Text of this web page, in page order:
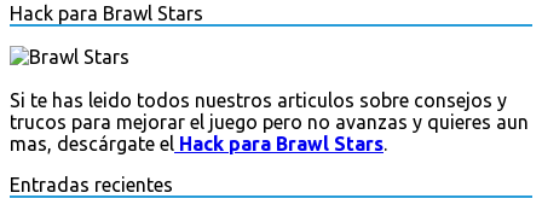
Hack para Brawl Stars
Si te has leido todos nuestros articulos sobre consejos y
trucos para mejorar el juego pero no avanzas y quieres aun
mas, descárgate el Hack para Brawl Stars.
Entradas recientes